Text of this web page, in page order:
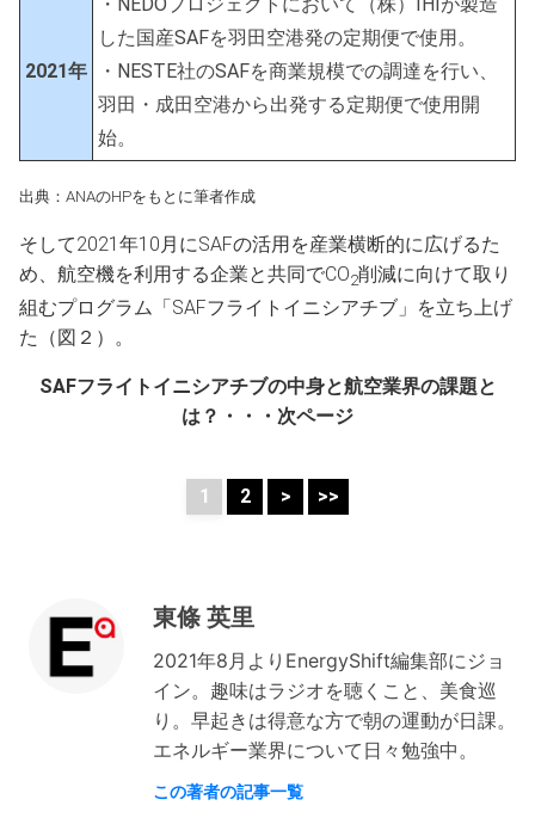
2021年
した国産SAFを羽田空港発の定期便で使用。
・NESTE社のSAFを商業規模での調達を行い、
羽田・成田空港から出発する定期便で使用開
始。
出典：ANAのHPをもとに筆者作成
そして2021年10月にSAFの活用を産業横断的に広げるた
め、航空機を利用する企業と共同でCO2削減に向けて取り
組むプログラム「SAFフライトイニシアチブ」を立ち上げ
た（図２）。
SAFフライトイニシアチブの中身と航空業界の課題と
は？・・・次ページ
1 2 > >>
東條 英里
2021年8月よりEnergyShift編集部にジョ
イン。趣味はラジオを聴くこと、美食巡
り。早起きは得意な方で朝の運動が日課。
エネルギー業界について日々勉強中。
この著者の記事一覧